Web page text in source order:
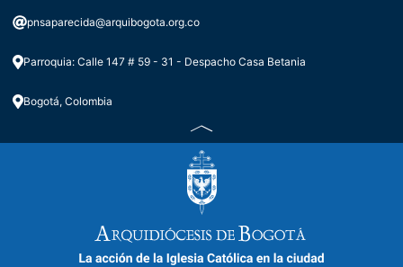
pnsaparecida@arquibogota.org.co
Parroquia: Calle 147 # 59 - 31 - Despacho Casa Betania
Bogotá, Colombia